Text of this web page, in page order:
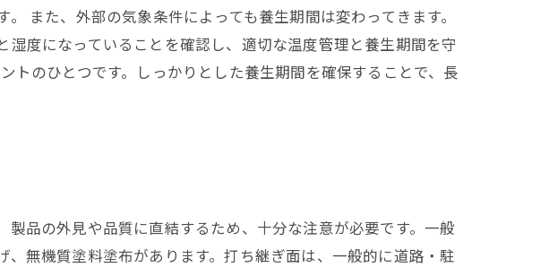
また、外部の気象条件によっても養生期間は変わってきます。
度になっていることを確認し、適切な温度管理と養生期間を守
トのひとつです。しっかりとした養生期間を確保することで、長
品の外見や品質に直結するため、十分な注意が必要です。一般
無機質塗料塗布があります。打ち継ぎ面は、一般的に道路・駐